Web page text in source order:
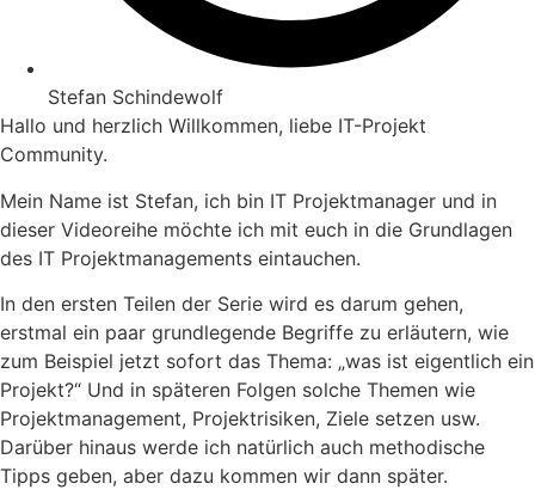
Stefan Schindewolf
Hallo und herzlich Willkommen, liebe IT-Projekt
Community.
Mein Name ist Stefan, ich bin IT Projektmanager und in
dieser Videoreihe möchte ich mit euch in die Grundlagen
des IT Projektmanagements eintauchen.
In den ersten Teilen der Serie wird es darum gehen,
erstmal ein paar grundlegende Begriffe zu erläutern, wie
zum Beispiel jetzt sofort das Thema: „was ist eigentlich ein
Projekt?“ Und in späteren Folgen solche Themen wie
Projektmanagement, Projektrisiken, Ziele setzen usw.
Darüber hinaus werde ich natürlich auch methodische
Tipps geben, aber dazu kommen wir dann später.